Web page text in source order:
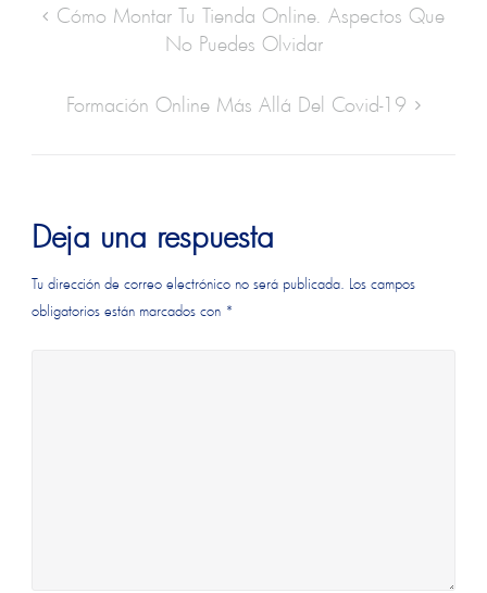
Cómo Montar Tu Tienda Online. Aspectos Que
No Puedes Olvidar
Formación Online Más Allá Del Covid-19
Deja una respuesta
Tu dirección de correo electrónico no será publicada. Los campos
obligatorios están marcados con *